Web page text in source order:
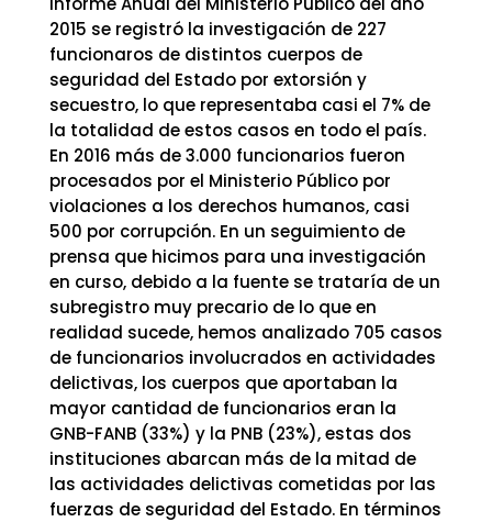
2015 se registró la investigación de 227
funcionaros de distintos cuerpos de
seguridad del Estado por extorsión y
secuestro, lo que representaba casi el 7% de
la totalidad de estos casos en todo el país.
En 2016 más de 3.000 funcionarios fueron
procesados por el Ministerio Público por
violaciones a los derechos humanos, casi
500 por corrupción. En un seguimiento de
prensa que hicimos para una investigación
en curso, debido a la fuente se trataría de un
subregistro muy precario de lo que en
realidad sucede, hemos analizado 705 casos
de funcionarios involucrados en actividades
delictivas, los cuerpos que aportaban la
mayor cantidad de funcionarios eran la
GNB-FANB (33%) y la PNB (23%), estas dos
instituciones abarcan más de la mitad de
las actividades delictivas cometidas por las
fuerzas de seguridad del Estado. En términos